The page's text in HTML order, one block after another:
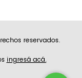
reservados.
ingresá acá.